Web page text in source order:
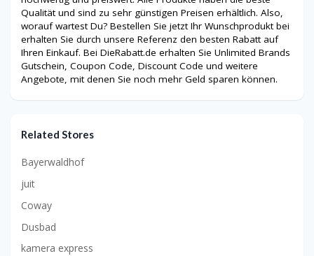
Qualität und sind zu sehr günstigen Preisen erhältlich. Also,
worauf wartest Du? Bestellen Sie jetzt Ihr Wunschprodukt bei
erhalten Sie durch unsere Referenz den besten Rabatt auf
Ihren Einkauf. Bei DieRabatt.de erhalten Sie Unlimited Brands
Gutschein, Coupon Code, Discount Code und weitere
Angebote, mit denen Sie noch mehr Geld sparen können.
Related Stores
Bayerwaldhof
juit
Coway
Dusbad
kamera express